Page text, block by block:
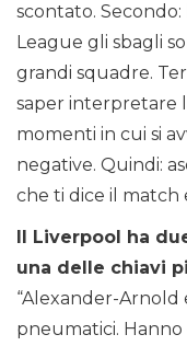
scontato.
League gli sbagli
grandi squadre.
saper interpretare
momenti in cui si
negative. Quindi:
che ti dice il match
Il Liverpool ha
una delle chiavi
“Alexander-
pneumatici. Hanno